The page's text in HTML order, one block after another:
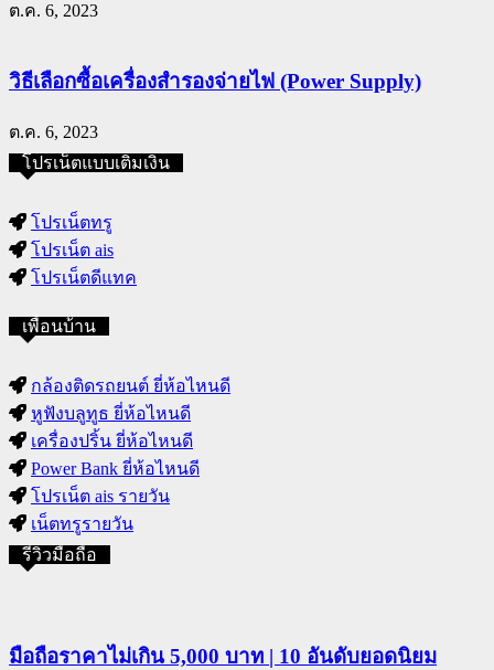
ต.ค. 6, 2023
วิธีเลือกซื้อเครื่องสำรองจ่ายไฟ (Power Supply)
ต.ค. 6, 2023
โปรเน็ตแบบเติมเงิน
โปรเน็ตทรู
โปรเน็ต ais
โปรเน็ตดีแทค
เพื่อนบ้าน
กล้องติดรถยนต์ ยี่ห้อไหนดี
หูฟังบลูทูธ ยี่ห้อไหนดี
เครื่องปริ้น ยี่ห้อไหนดี
Power Bank ยี่ห้อไหนดี
โปรเน็ต ais รายวัน
เน็ตทรูรายวัน
รีวิวมือถือ
มือถือราคาไม่เกิน 5,000 บาท | 10 อันดับยอดนิยม